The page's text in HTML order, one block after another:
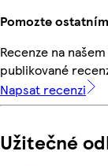
Pomozte
Recenze na
publikované
Napsat recenzi
Užitečné